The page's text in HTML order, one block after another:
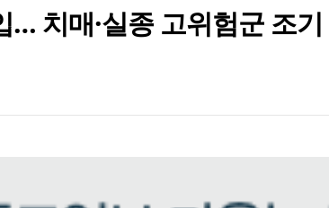
치매·실종 고위험군 조